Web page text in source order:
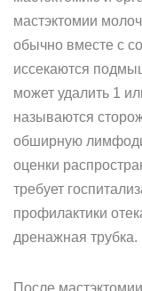
мастэктомии
обычно вместе с
иссекаются
может удалить 1
называются
обширную
оценки
требует
профилактики
дренажная трубка.
После